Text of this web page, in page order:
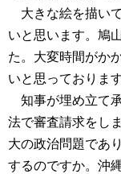
大きな絵を描い
いと思います。鳩
た。大変時間がか
いと思っております
知事が埋め立て
法で審査請求をし
大の政治問題であ
するのですか。沖